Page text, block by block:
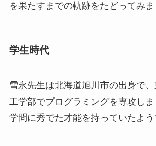
を果たすまでの軌跡をたどってみま
学生時代
雪永先生は北海道旭川市の出身で
工学部でプログラミングを専攻し
学問に秀でた才能を持っていたよう